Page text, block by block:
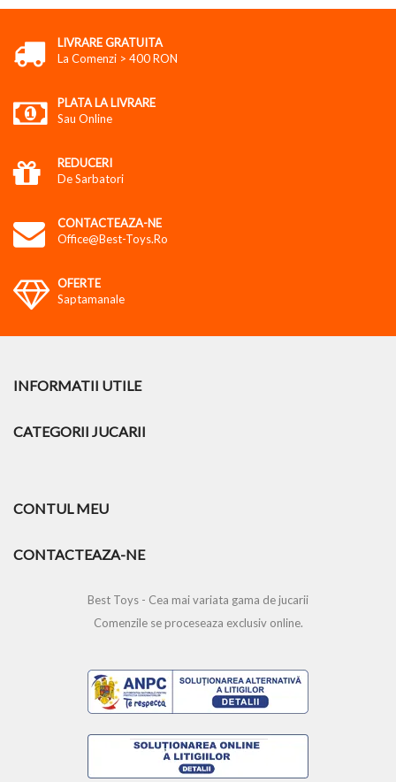
LIVRARE GRATUITA
La Comenzi > 400 RON
PLATA LA LIVRARE
Sau Online
REDUCERI
De Sarbatori
CONTACTEAZA-NE
Office@best-Toys.ro
OFERTE
Saptamanale
INFORMATII UTILE
CATEGORII JUCARII
CONTUL MEU
CONTACTEAZA-NE
Best Toys - Cea mai variata gama de jucarii
Comenzile se proceseaza exclusiv online.